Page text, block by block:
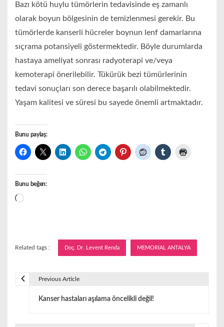
Bazı kötü huylu tümörlerin tedavisinde eş zamanlı
olarak boyun bölgesinin de temizlenmesi gerekir. Bu
tümörlerde kanserli hücreler boynun lenf damarlarına
sıçrama potansiyeli göstermektedir. Böyle durumlarda
hastaya ameliyat sonrası radyoterapi ve/veya
kemoterapi önerilebilir. Tükürük bezi tümürlerinin
tedavi sonuçları son derece başarılı olabilmektedir.
Yaşam kalitesi ve süresi bu sayede önemli artmaktadır.
Bunu paylaş:
Bunu beğen:
Yükleniyor...
Related tags : Doç. Dr. Levent Renda MEMORIAL ANTALYA
Previous Article
Kanser hastaları aşılama öncelikli değil!